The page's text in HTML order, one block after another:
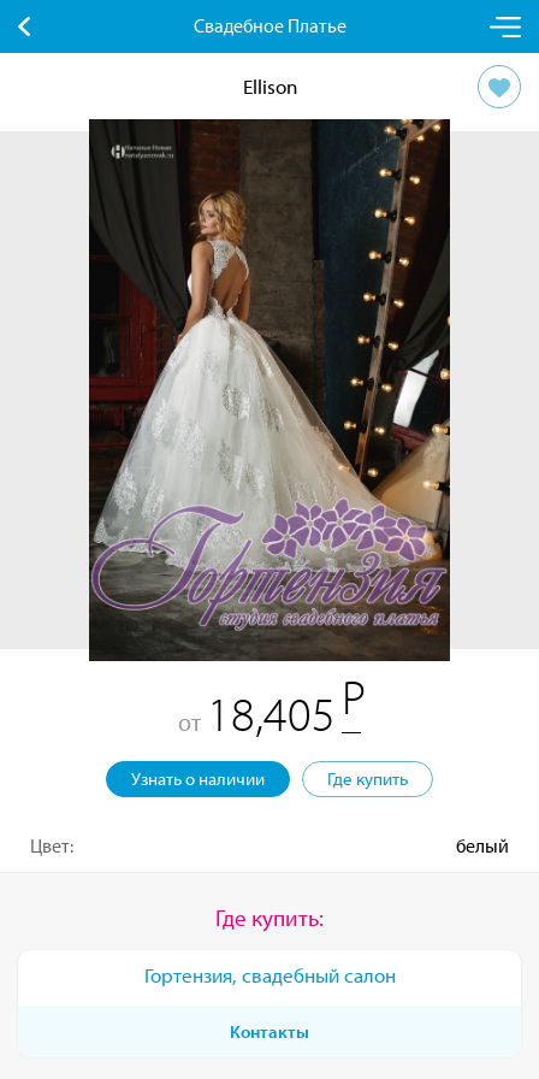
Свадебное Платье
Ellison
от 18,405
Узнать о наличии Где купить
Цвет: белый
Где купить:
Гортензия, свадебный салон
Контакты